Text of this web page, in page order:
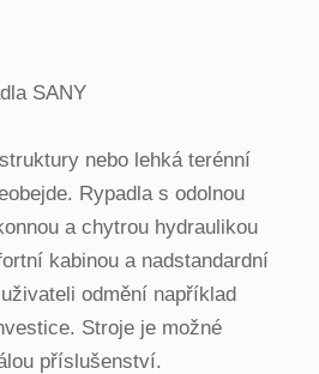
nebo lehká terénní
Rypadla s odolnou
a chytrou hydraulikou
kabinou a nadstandardní
odmění například
Stroje je možné
příslušenství.